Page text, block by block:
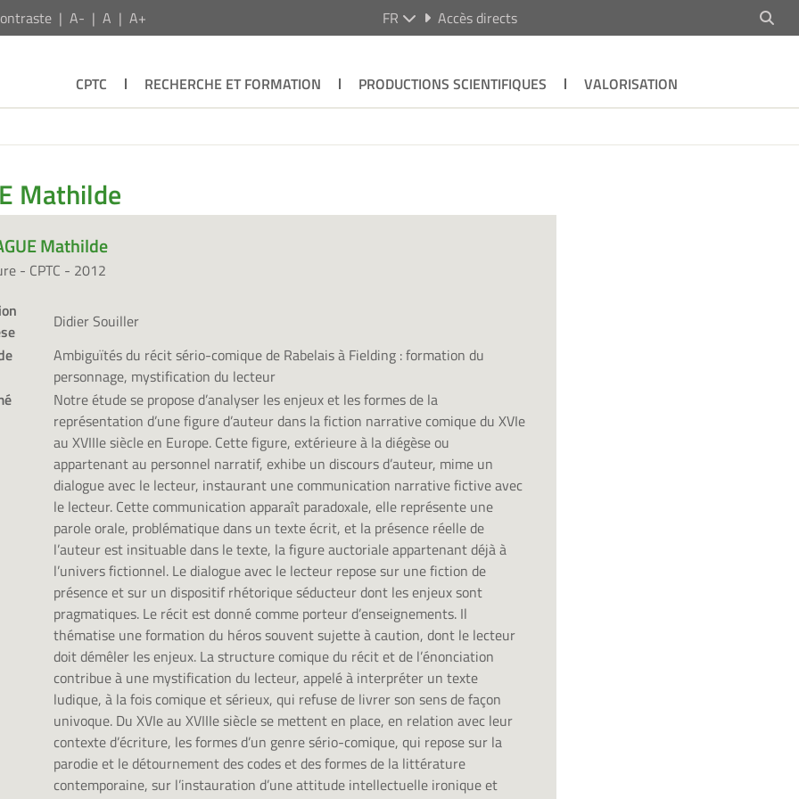
A- A A+ FR Accès directs
CPTC RECHERCHE ET FORMATION PRODUCTIONS SCIENTIFIQUES VALORISATION
Mathilde
Mathilde
- CPTC - 2012
Didier Souiller
Ambiguïtés du récit sério-comique de Rabelais à Fielding : formation du
personnage, mystification du lecteur
Notre étude se propose d’analyser les enjeux et les formes de la
représentation d’une figure d’auteur dans la fiction narrative comique du XVIe
au XVIIIe siècle en Europe. Cette figure, extérieure à la diégèse ou
appartenant au personnel narratif, exhibe un discours d’auteur, mime un
dialogue avec le lecteur, instaurant une communication narrative fictive avec
le lecteur. Cette communication apparaît paradoxale, elle représente une
parole orale, problématique dans un texte écrit, et la présence réelle de
l’auteur est insituable dans le texte, la figure auctoriale appartenant déjà à
l’univers fictionnel. Le dialogue avec le lecteur repose sur une fiction de
présence et sur un dispositif rhétorique séducteur dont les enjeux sont
pragmatiques. Le récit est donné comme porteur d’enseignements. Il
thématise une formation du héros souvent sujette à caution, dont le lecteur
doit démêler les enjeux. La structure comique du récit et de l’énonciation
contribue à une mystification du lecteur, appelé à interpréter un texte
ludique, à la fois comique et sérieux, qui refuse de livrer son sens de façon
univoque. Du XVIe au XVIIIe siècle se mettent en place, en relation avec leur
contexte d’écriture, les formes d’un genre sério-comique, qui repose sur la
parodie et le détournement des codes et des formes de la littérature
contemporaine, sur l’instauration d’une attitude intellectuelle ironique et